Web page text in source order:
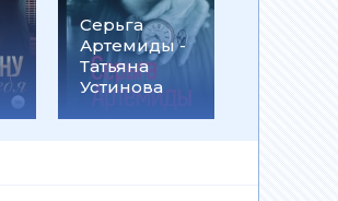
Серьга
Артемиды -
Татьяна
Устинова
на
- Ольга
Громыко